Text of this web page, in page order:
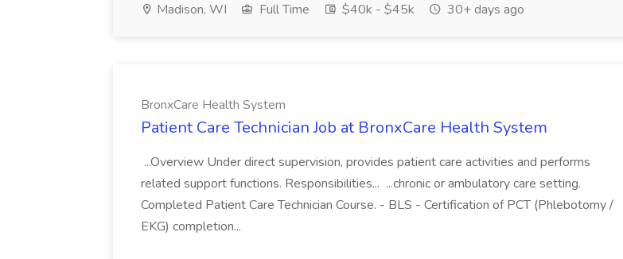
Madison, WI Full Time $40k - $45k 30+ days ago
BronxCare Health System
Patient Care Technician Job at BronxCare Health System
...Overview Under direct supervision, provides patient care activities and performs
related support functions. Responsibilities... ...chronic or ambulatory care setting.
Completed Patient Care Technician Course. - BLS - Certification of PCT (Phlebotomy /
EKG) completion...